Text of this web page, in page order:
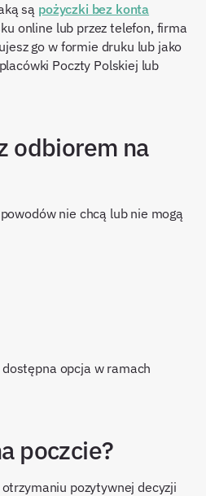
są pożyczki bez konta
online lub przez telefon, firma
go w formie druku lub jako
Poczty Polskiej lub
odbiorem na
nie chcą lub nie mogą
opcja w ramach
poczcie?
pozytywnej decyzji